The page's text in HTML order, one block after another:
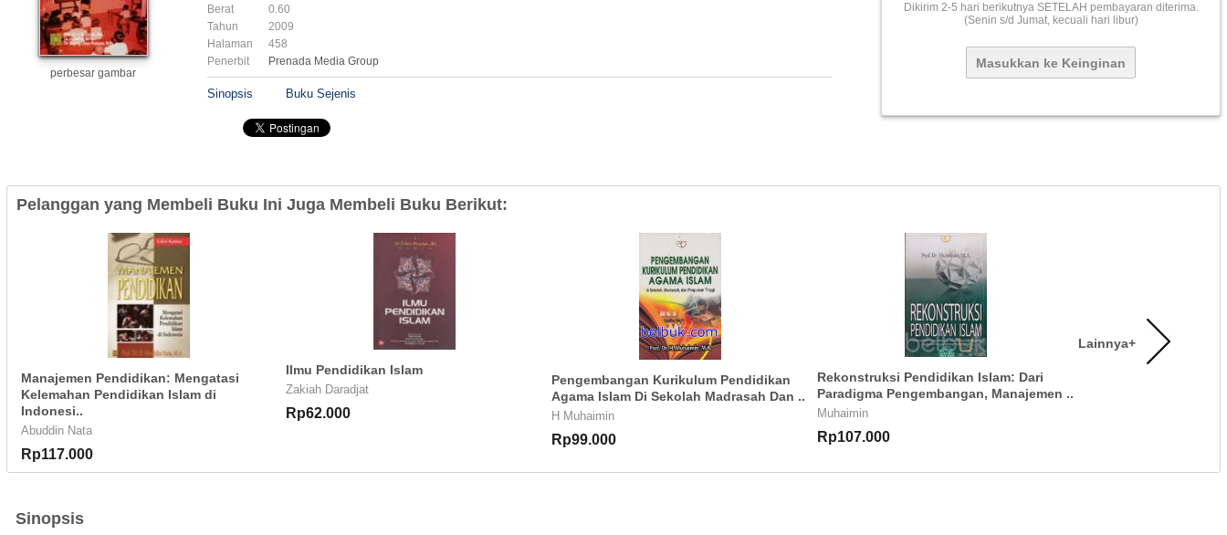
perbesar gambar
Berat
0.60
Tahun
2009
Halaman
458
Penerbit
Prenada Media Group
Sinopsis Buku Sejenis
Dikirim 2-5 hari berikutnya SETELAH pembayaran diterima.
(Senin s/d Jumat, kecuali hari libur)
Pelanggan yang Membeli Buku Ini Juga Membeli Buku Berikut:
Manajemen Pendidikan: Mengatasi
Kelemahan Pendidikan Islam di
Indonesi..
Abuddin Nata
Rp117.000
Ilmu Pendidikan Islam
Zakiah Daradjat
Rp62.000
Pengembangan Kurikulum Pendidikan
Agama Islam Di Sekolah Madrasah Dan ..
H Muhaimin
Rp99.000
Rekonstruksi Pendidikan Islam: Dari
Paradigma Pengembangan, Manajemen ..
Muhaimin
Rp107.000
Lainnya+
Sinopsis